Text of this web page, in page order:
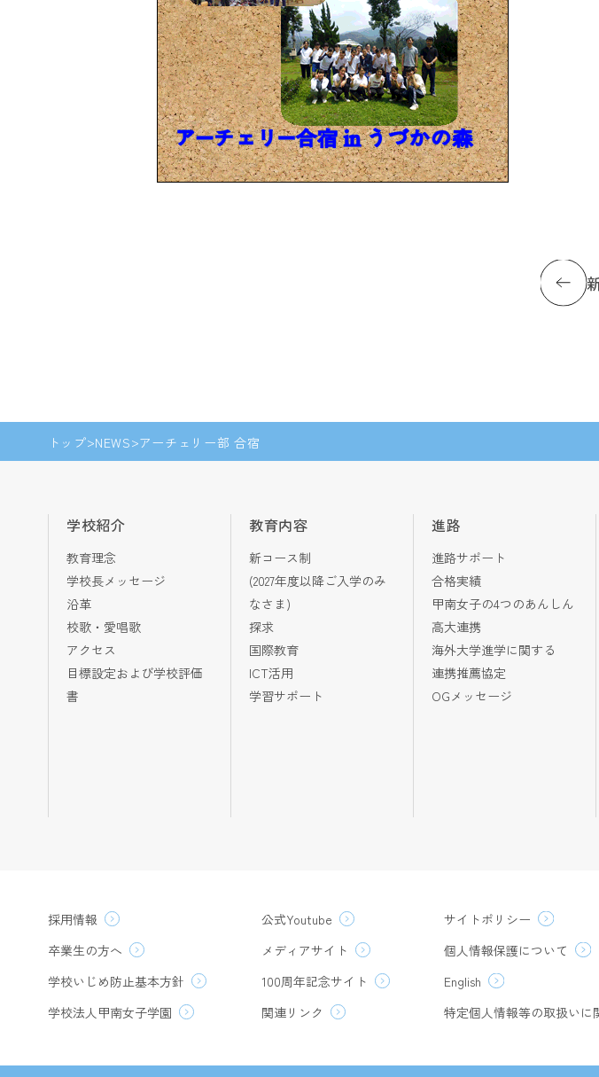
トップ NEWS アーチェリー部 合宿
学校紹介
教育理念
学校長メッセージ
沿革
校歌・愛唱歌
アクセス
目標設定および学校評価
書
教育内容
新コース制
(2027年度以降ご入学のみ
なさま)
探求
国際教育
ICT活用
学習サポート
進路
進路サポート
合格実績
甲南女子の4つのあんしん
高大連携
海外大学進学に関する
連携推薦協定
OGメッセージ
採用情報 公式Youtube
サイトポリシー
卒業生の方へ
メディアサイト
個人情報保護について
学校いじめ防止基本方針
100周年記念サイト
English
学校法人甲南女子学園
関連リンク 特定個人情報等の取扱いに